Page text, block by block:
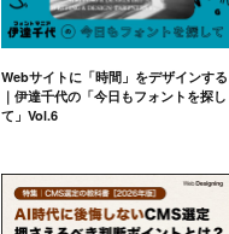
Webサイトに「時間」をデザインする
｜伊達千代の「今日もフォントを探し
て」Vol.6